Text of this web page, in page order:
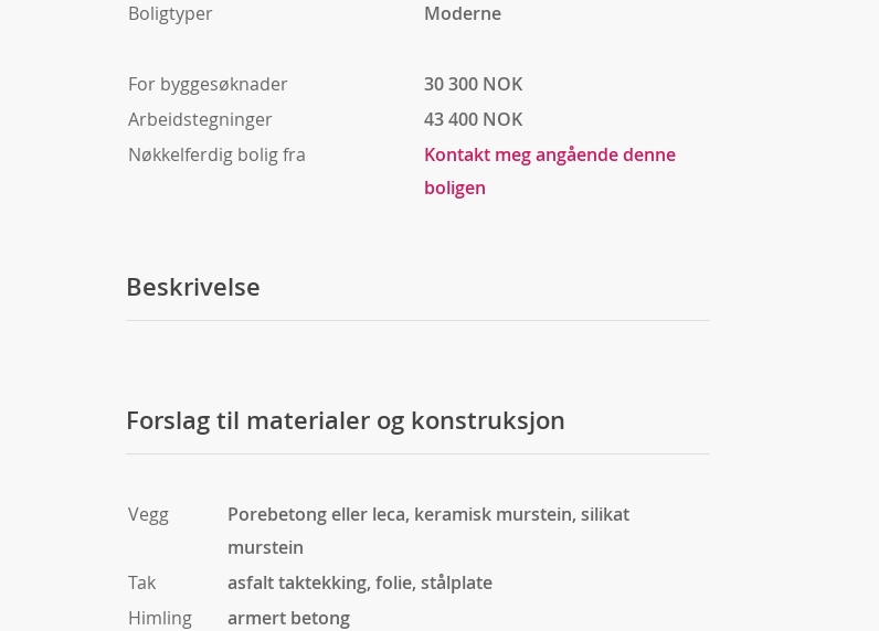
Boligtyper Moderne
For byggesøknader
30 300 NOK
Arbeidstegninger
43 400 NOK
Nøkkelferdig bolig fra
Kontakt meg angående denne
boligen
Beskrivelse
Forslag til materialer og konstruksjon
Vegg
Porebetong eller leca, keramisk murstein, silikat
murstein
Tak
asfalt taktekking, folie, stålplate
Himling
armert betong